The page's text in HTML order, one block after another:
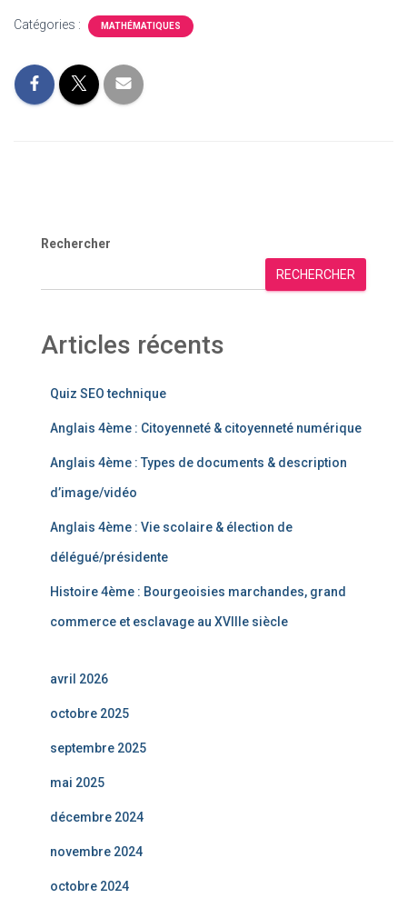
Catégories : MATHÉMATIQUES
Rechercher
RECHERCHER
Articles récents
Quiz SEO technique
Anglais 4ème : Citoyenneté & citoyenneté numérique
Anglais 4ème : Types de documents & description
d’image/vidéo
Anglais 4ème : Vie scolaire & élection de
délégué/présidente
Histoire 4ème : Bourgeoisies marchandes, grand
commerce et esclavage au XVIIIe siècle
avril 2026
octobre 2025
septembre 2025
mai 2025
décembre 2024
novembre 2024
octobre 2024